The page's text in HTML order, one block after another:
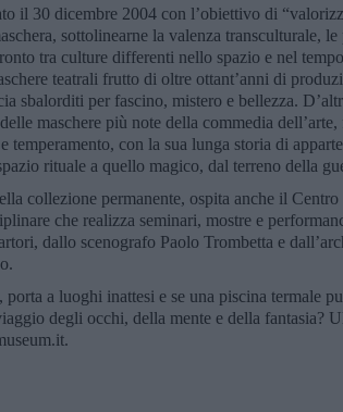
il 30 dicembre 2004 con l’obiettivo di
sottolinearne la valenza transculturale,
tra culture differenti nello spazio e nel
teatrali frutto di oltre ottant’anni di
sbalorditi per fascino, mistero e bellezza.
maschere più note della commedia
temperamento, con la sua lunga storia di
rituale a quello magico, dal terreno della
collezione permanente, ospita anche il
che realizza seminari, mostre e
dallo scenografo Paolo Trombetta e
a luoghi inattesi e se una piscina termale
degli occhi, della mente e della fantasia?